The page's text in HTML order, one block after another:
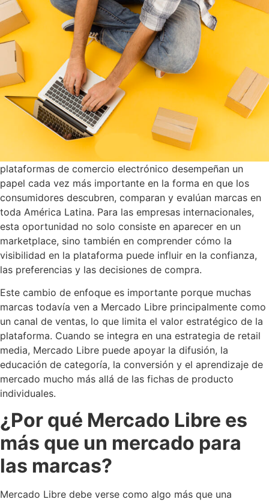
plataformas de comercio electrónico desempeñan un
papel cada vez más importante en la forma en que los
consumidores descubren, comparan y evalúan marcas en
toda América Latina. Para las empresas internacionales,
esta oportunidad no solo consiste en aparecer en un
marketplace, sino también en comprender cómo la
visibilidad en la plataforma puede influir en la confianza,
las preferencias y las decisiones de compra.
Este cambio de enfoque es importante porque muchas
marcas todavía ven a Mercado Libre principalmente como
un canal de ventas, lo que limita el valor estratégico de la
plataforma. Cuando se integra en una estrategia de retail
media, Mercado Libre puede apoyar la difusión, la
educación de categoría, la conversión y el aprendizaje de
mercado mucho más allá de las fichas de producto
individuales.
¿Por qué Mercado Libre es
más que un mercado para
las marcas?
Mercado Libre debe verse como algo más que una